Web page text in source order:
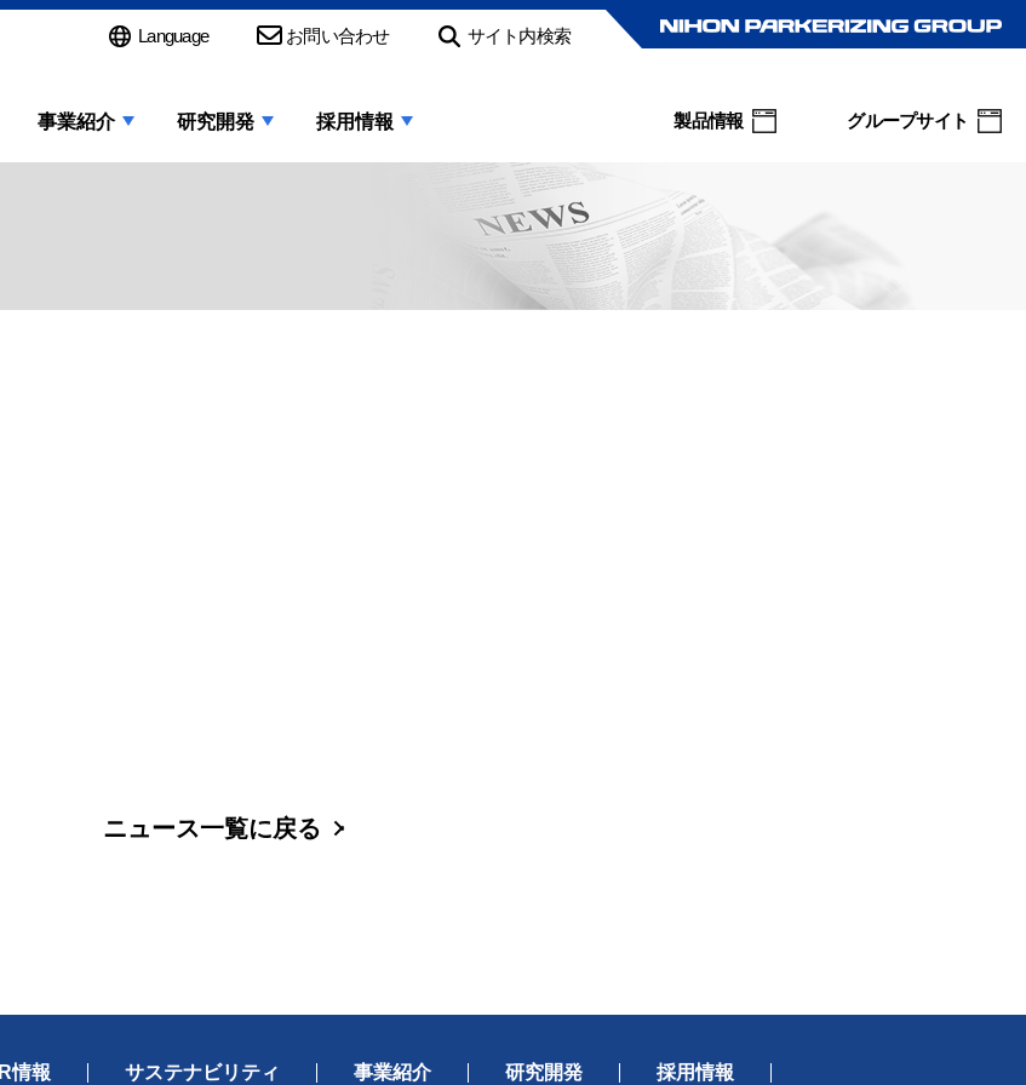
Language お問い合わせ サイト内検索
事業紹介 研究開発 採用情報 製品情報 グループサイト
ニュース一覧に戻る
IR情報 サステナビリティ 事業紹介 研究開発 採用情報